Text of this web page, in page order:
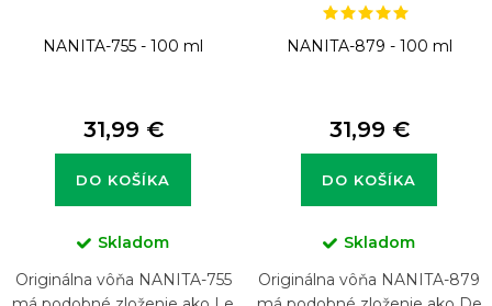
NANITA-755 - 100 ml
31,99 €
DO KOŠÍKA
Skladom
Originálna vôňa NANITA-755
NANITA-879 - 100 ml
31,99 €
DO KOŠÍKA
Skladom
Originálna vôňa NANITA-879